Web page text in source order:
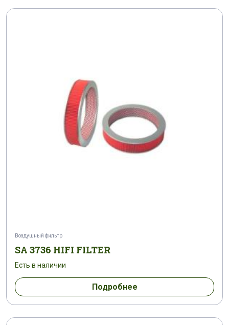
Воздушный фильтр
SA 3736 HIFI FILTER
Есть в наличии
Подробнее